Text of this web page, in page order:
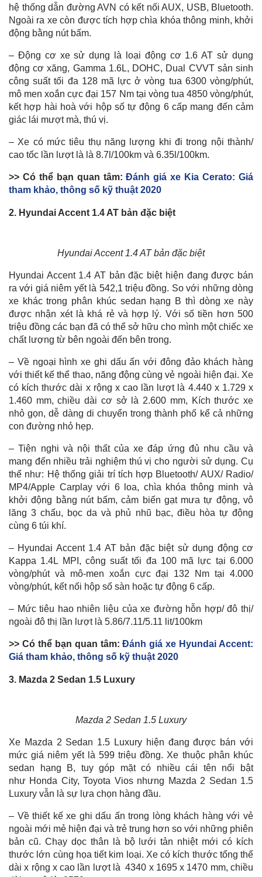
hệ thống dẫn đường AVN có kết nối AUX, USB, Bluetooth.
Ngoài ra xe còn được tích hợp chìa khóa thông minh, khởi
động bằng nút bấm.
– Động cơ xe sử dụng là loại động cơ 1.6 AT sử dụng
động cơ xăng, Gamma 1.6L, DOHC, Dual CVVT sản sinh
công suất tối đa 128 mã lực ở vòng tua 6300 vòng/phút,
mô men xoắn cực đại 157 Nm tại vòng tua 4850 vòng/phút,
kết hợp hài hoà với hộp số tự động 6 cấp mang đến cảm
giác lái mượt mà, thú vị.
– Xe có mức tiêu thụ năng lượng khi đi trong nội thành/
cao tốc lần lượt là là 8.7l/100km và 6.35l/100km.
>> Có thể bạn quan tâm:Đánh giá xe Kia Cerato: Giá
tham khảo, thông số kỹ thuật 2020
2. Hyundai Accent 1.4 AT bản đặc biệt
Hyundai Accent 1.4 AT bản đặc biệt
Hyundai Accent 1.4 AT bản đặc biệt hiện đang được bán
ra với giá niêm yết là 542,1 triệu đồng. So với những dòng
xe khác trong phân khúc sedan hạng B thì dòng xe này
được nhận xét là khá rẻ và hợp lý. Với số tiền hơn 500
triệu đồng các bạn đã có thể sở hữu cho mình một chiếc xe
chất lượng từ bên ngoài đến bên trong.
– Về ngoại hình xe ghi dấu ấn với đông đảo khách hàng
với thiết kế thể thao, năng động cùng vẻ ngoài hiện đại. Xe
có kích thước dài x rộng x cao lần lượt là 4.440 x 1.729 x
1.460 mm, chiều dài cơ sở là 2.600 mm, Kích thước xe
nhỏ gọn, dễ dàng di chuyển trong thành phố kể cả những
con đường nhỏ hẹp.
– Tiện nghi và nội thất của xe đáp ứng đủ nhu cầu và
mang đến nhiều trải nghiệm thú vị cho người sử dụng. Cụ
thể như: Hệ thống giải trí tích hợp Bluetooth/ AUX/ Radio/
MP4/Apple Carplay với 6 loa, chìa khóa thông minh và
khởi động bằng nút bấm, cảm biến gạt mưa tự động, vô
lăng 3 chấu, bọc da và phủ nhũ bạc, điều hòa tự động
cùng 6 túi khí.
– Hyundai Accent 1.4 AT bản đặc biệt sử dụng động cơ
Kappa 1.4L MPI, công suất tối đa 100 mã lực tại 6.000
vòng/phút và mô-men xoắn cực đại 132 Nm tại 4.000
vòng/phút, kết nối hộp số sàn hoặc tự động 6 cấp.
– Mức tiêu hao nhiên liệu của xe đường hỗn hợp/ đô thị/
ngoài đô thị lần lượt là 5.86/7.11/5.11 lit/100km
>> Có thể bạn quan tâm:Đánh giá xe Hyundai Accent:
Giá tham khảo, thông số kỹ thuật 2020
3. Mazda 2 Sedan 1.5 Luxury
Mazda 2 Sedan 1.5 Luxury
Xe Mazda 2 Sedan 1.5 Luxury hiện đang được bán với
mức giá niêm yết là 599 triệu đồng. Xe thuộc phân khúc
sedan hạng B, tuy góp mặt có nhiều cái tên nổi bật
như Honda City, Toyota Vios nhưng Mazda 2 Sedan 1.5
Luxury vẫn là sự lựa chọn hàng đầu.
– Về thiết kế xe ghi dấu ấn trong lòng khách hàng với vẻ
ngoài mới mẻ hiện đại và trẻ trung hơn so với những phiên
bản cũ. Chạy dọc thân là bộ lưới tản nhiệt mới có kích
thước lớn cùng họa tiết kim loại. Xe có kích thước tổng thể
dài x rộng x cao lần lượt là 4340 x 1695 x 1470 mm, chiều